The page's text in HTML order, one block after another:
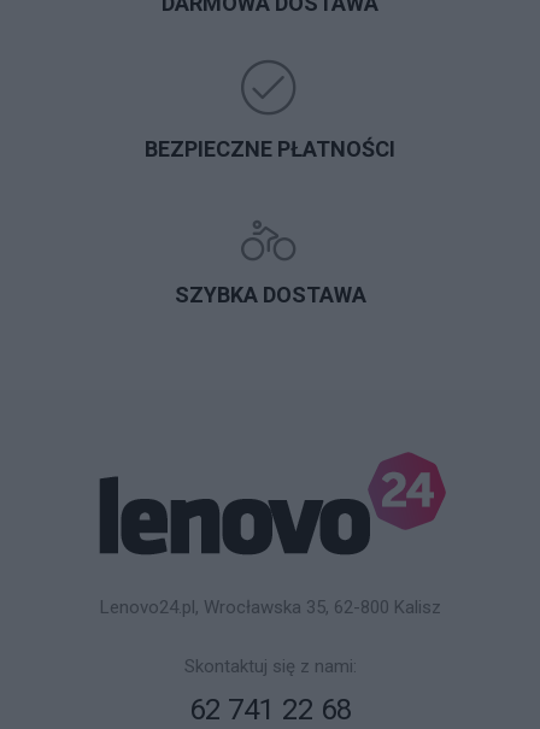
BEZPIECZNE PŁATNOŚCI
SZYBKA DOSTAWA
Lenovo24.pl, Wrocławska 35, 62-800 Kalisz
Skontaktuj się z nami:
62 741 22 68